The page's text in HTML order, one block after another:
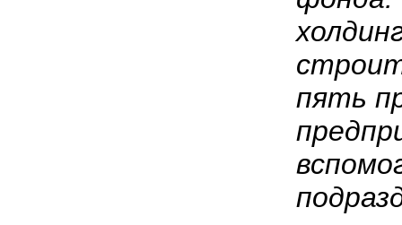
пять